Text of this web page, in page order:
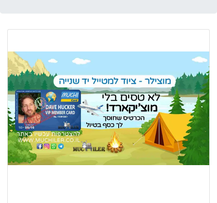
דרושים ועבודות
סאבלט
הייטק
סטודנטים
טיולים בישראל
וידויים
דירות ונדל”ן